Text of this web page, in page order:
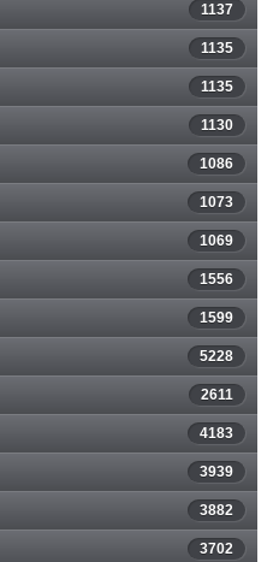
1137
1135
1135
1130
1086
1073
1069
1556
1599
5228
2611
4183
3939
3882
3702